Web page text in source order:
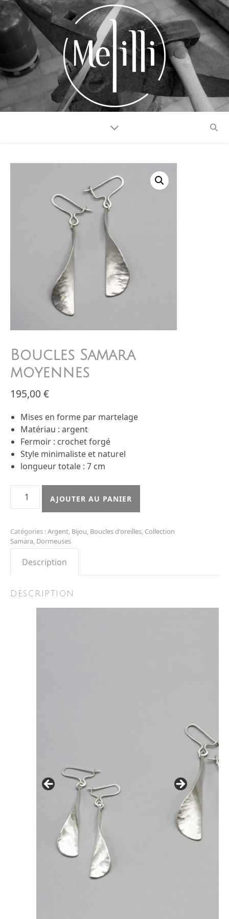
Boucles Samara
moyennes
195,00 €
Mises en forme par martelage
Matériau : argent
Fermoir : crochet forgé
Style minimaliste et naturel
longueur totale : 7 cm
AJOUTER AU PANIER
Catégories :Argent, Bijou, Boucles d'oreilles, Collection
Samara, Dormeuses
Description
DESCRIPTION